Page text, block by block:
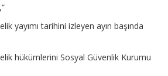
yayımı tarihini izleyen ayın başında
hükümlerini Sosyal Güvenlik Kurumu